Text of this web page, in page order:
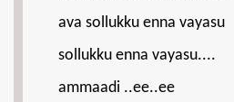
ava sollukku enna vayasu
sollukku enna vayasu....
ammaadi ..ee..ee